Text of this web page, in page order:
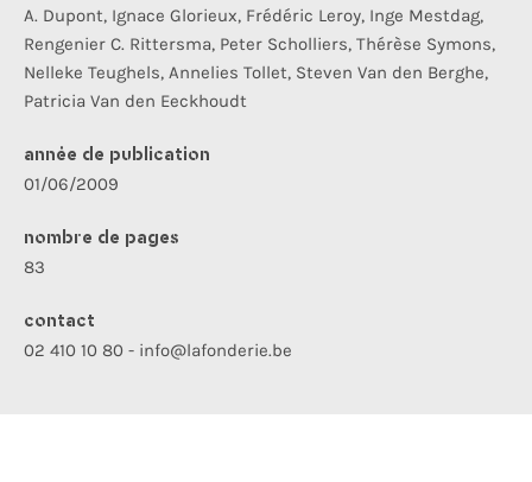
A. Dupont, Ignace Glorieux, Frédéric Leroy, Inge Mestdag,
Rengenier C. Rittersma, Peter Scholliers, Thérèse Symons,
Nelleke Teughels, Annelies Tollet, Steven Van den Berghe,
Patricia Van den Eeckhoudt
année de publication
01/06/2009
nombre de pages
83
contact
02 410 10 80 - info@lafonderie.be